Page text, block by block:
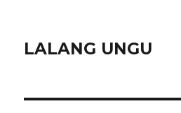
LALANG UNGU